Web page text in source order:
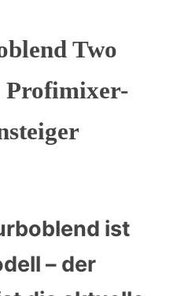
Two
Profimixer-
ist
– der